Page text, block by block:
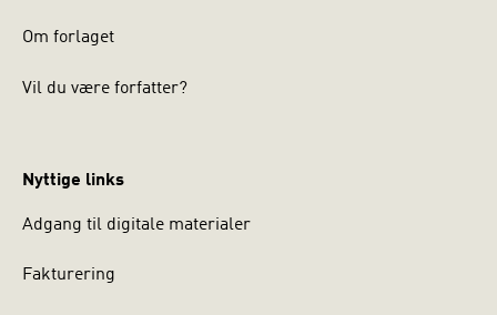
Om forlaget
Vil du være forfatter?
Nyttige links
Adgang til digitale materialer
Fakturering